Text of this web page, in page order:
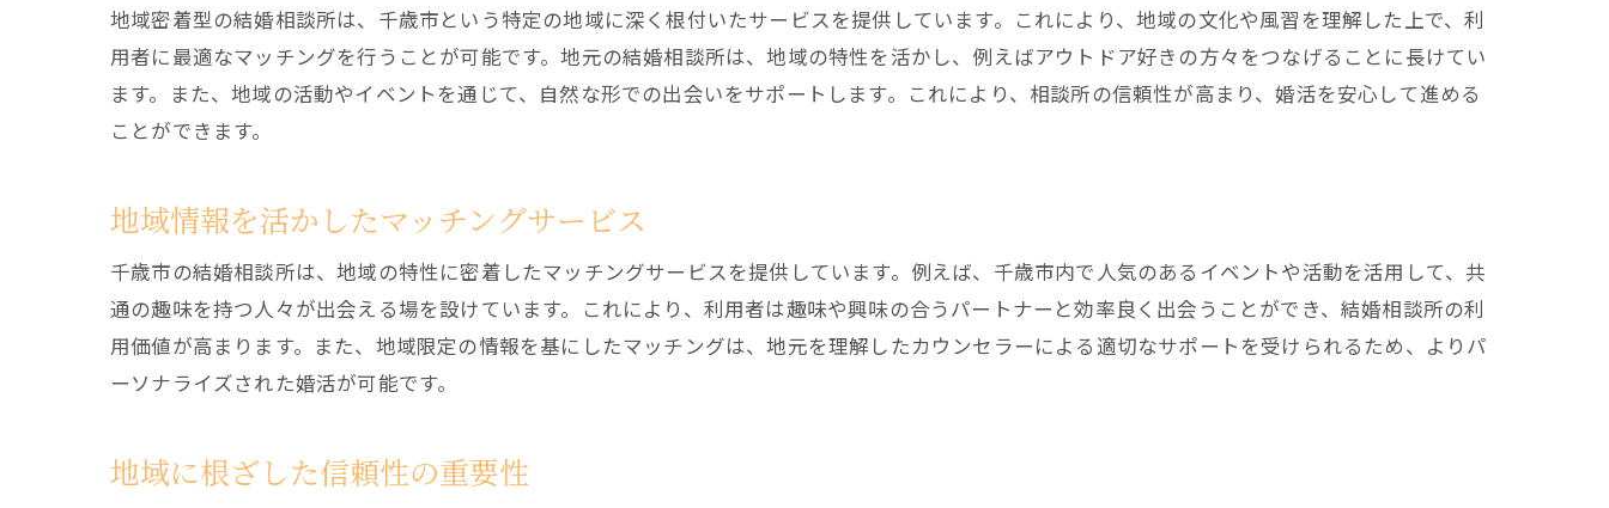
相談所選びの成功事例を学ぶ
無料相談を活用した事前調査
料金体系の透明性を確認する
カウンセラーとの相性を確認する
サービス内容の比較と検討
地域密着型の結婚相談所は、千歳市という特定の地域に深く根付いたサービスを提供しています。これにより、地域の文化や風習を理解した上で、利
用者に最適なマッチングを行うことが可能です。地元の結婚相談所は、地域の特性を活かし、例えばアウトドア好きの方々をつなげることに長けてい
ます。また、地域の活動やイベントを通じて、自然な形での出会いをサポートします。これにより、相談所の信頼性が高まり、婚活を安心して進める
ことができます。
地域情報を活かしたマッチングサービス
千歳市の結婚相談所は、地域の特性に密着したマッチングサービスを提供しています。例えば、千歳市内で人気のあるイベントや活動を活用して、共
通の趣味を持つ人々が出会える場を設けています。これにより、利用者は趣味や興味の合うパートナーと効率良く出会うことができ、結婚相談所の利
用価値が高まります。また、地域限定の情報を基にしたマッチングは、地元を理解したカウンセラーによる適切なサポートを受けられるため、よりパ
ーソナライズされた婚活が可能です。
地域に根ざした信頼性の重要性